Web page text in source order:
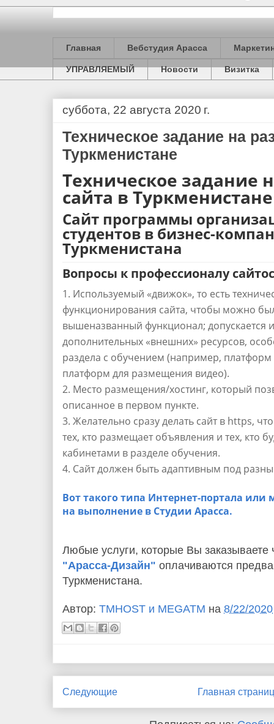
Главная Вебстудия Арасса
УПРАВЛЯЕМЫЙ Новости Визитка
суббота, 22 августа 2020 г.
Техническое задание на
Туркменистане
Техническое задание
сайта в Туркменистане
Сайт программы
студентов в бизнес-
Туркменистана
Вопросы к профессионалу
Используемый «движок», то есть
функционирования сайта, чтобы можно
вышеназванный функционал; допускается
дополнительных «внешних» ресурсов,
раздела с обучением (например,
платформ для размещения видео).
Место размещения/хостинг, который
описанное в первом пункте.
Желательно сразу делать сайт в https,
тех, кто размещает объявления и тех, кто
кабинетами в разделе обучения.
Сайт должен быть адаптивным под
Вот такого типа Интернет-портала или
на выполнение в Студии Арасса.
Любые услуги, которые Вы заказываете
"Арасса-Дизайн" оплачиваются
Туркменистана.
Автор: TMHOST и MEGATM на 8/22/2020
Следующие Главная